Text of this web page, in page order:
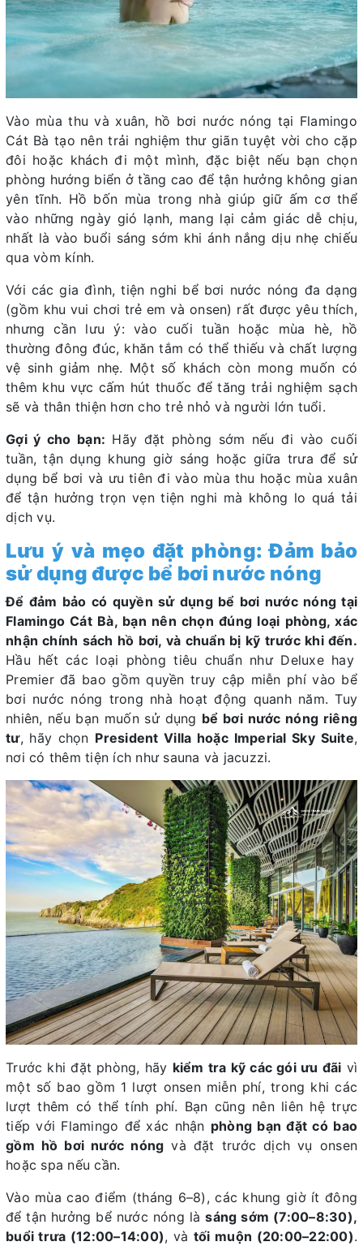
Vào mùa thu và xuân, hồ bơi nước nóng tại Flamingo
Cát Bà tạo nên trải nghiệm thư giãn tuyệt vời cho cặp
đôi hoặc khách đi một mình, đặc biệt nếu bạn chọn
phòng hướng biển ở tầng cao để tận hưởng không gian
yên tĩnh. Hồ bốn mùa trong nhà giúp giữ ấm cơ thể
vào những ngày gió lạnh, mang lại cảm giác dễ chịu,
nhất là vào buổi sáng sớm khi ánh nắng dịu nhẹ chiếu
qua vòm kính.
Với các gia đình, tiện nghi bể bơi nước nóng đa dạng
(gồm khu vui chơi trẻ em và onsen) rất được yêu thích,
nhưng cần lưu ý: vào cuối tuần hoặc mùa hè, hồ
thường đông đúc, khăn tắm có thể thiếu và chất lượng
vệ sinh giảm nhẹ. Một số khách còn mong muốn có
thêm khu vực cấm hút thuốc để tăng trải nghiệm sạch
sẽ và thân thiện hơn cho trẻ nhỏ và người lớn tuổi.
Gợi ý cho bạn: Hãy đặt phòng sớm nếu đi vào cuối
tuần, tận dụng khung giờ sáng hoặc giữa trưa để sử
dụng bể bơi và ưu tiên đi vào mùa thu hoặc mùa xuân
để tận hưởng trọn vẹn tiện nghi mà không lo quá tải
dịch vụ.
Lưu ý và mẹo đặt phòng: Đảm bảo
sử dụng được bể bơi nước nóng
Để đảm bảo có quyền sử dụng bể bơi nước nóng tại
Flamingo Cát Bà, bạn nên chọn đúng loại phòng, xác
nhận chính sách hồ bơi, và chuẩn bị kỹ trước khi đến.
Hầu hết các loại phòng tiêu chuẩn như Deluxe hay
Premier đã bao gồm quyền truy cập miễn phí vào bể
bơi nước nóng trong nhà hoạt động quanh năm. Tuy
nhiên, nếu bạn muốn sử dụng bể bơi nước nóng riêng
tư, hãy chọn President Villa hoặc Imperial Sky Suite,
nơi có thêm tiện ích như sauna và jacuzzi.
Trước khi đặt phòng, hãy kiểm tra kỹ các gói ưu đãi vì
một số bao gồm 1 lượt onsen miễn phí, trong khi các
lượt thêm có thể tính phí. Bạn cũng nên liên hệ trực
tiếp với Flamingo để xác nhận phòng bạn đặt có bao
gồm hồ bơi nước nóng và đặt trước dịch vụ onsen
hoặc spa nếu cần.
Vào mùa cao điểm (tháng 6–8), các khung giờ ít đông
để tận hưởng bể nước nóng làsáng sớm (7:00–8:30),
buổi trưa (12:00–14:00), và tối muộn (20:00–22:00).